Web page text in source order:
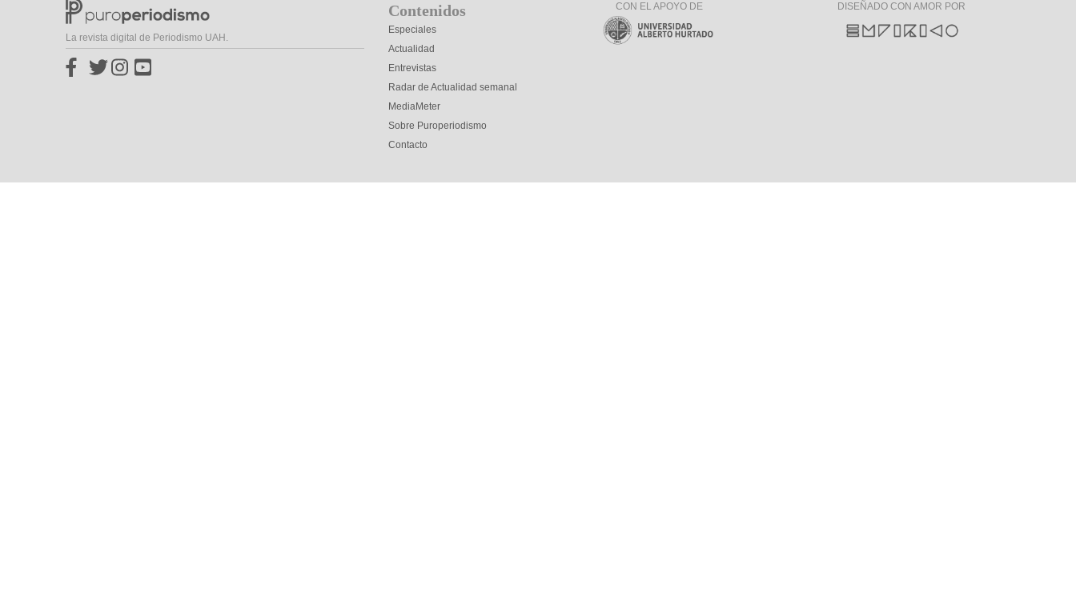
La revista digital de Periodismo UAH.
Contenidos
Especiales
Actualidad
Entrevistas
Radar de Actualidad semanal
MediaMeter
Sobre Puroperiodismo
Contacto
CON EL APOYO DE DISEÑADO CON AMOR POR